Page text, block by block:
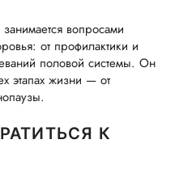
вопросами
от профилактики и
половой системы. Он
этапах жизни — от
К